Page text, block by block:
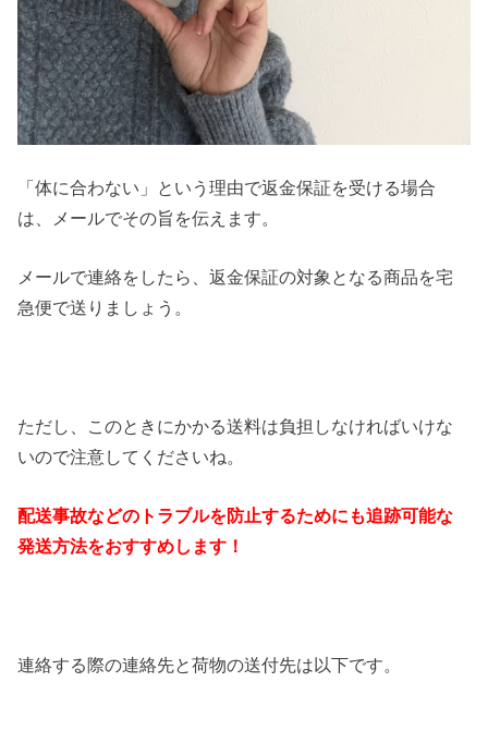
「体に合わない」という理由で返金保証を受ける場合
は、メールでその旨を伝えます。
メールで連絡をしたら、返金保証の対象となる商品を宅
急便で送りましょう。
ただし、このときにかかる送料は負担しなければいけな
いので注意してくださいね。
配送事故などのトラブルを防止するためにも追跡可能な
発送方法をおすすめします！
連絡する際の連絡先と荷物の送付先は以下です。